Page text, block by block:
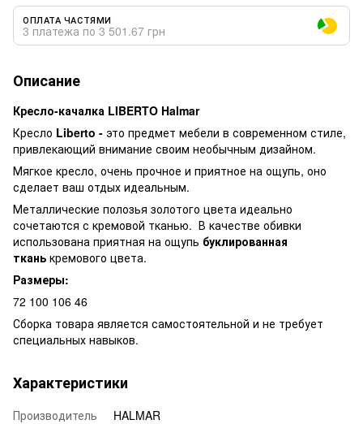
ОПЛАТА ЧАСТЯМИ
3 платежа по 3 501.67 грн
Описание
Кресло-качалка LIBERTO Halmar
Кресло Liberto - это предмет мебели в современном стиле,
привлекающий внимание своим необычным дизайном.
Мягкое кресло, очень прочное и приятное на ощупь, оно
сделает ваш отдых идеальным.
Металлические полозья золотого цвета идеально
сочетаются с кремовой тканью. В качестве обивки
использована приятная на ощупь буклированная
ткань кремового цвета.
Размеры:
72 100 106 46
Сборка товара является самостоятельной и не требует
специальных навыков.
Характеристики
Производитель
HALMAR